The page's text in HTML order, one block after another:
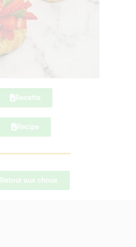
Recette
Recipe
Retour aux choux